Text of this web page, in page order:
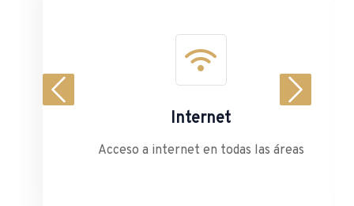
en todas las áreas Acceso gratuito a